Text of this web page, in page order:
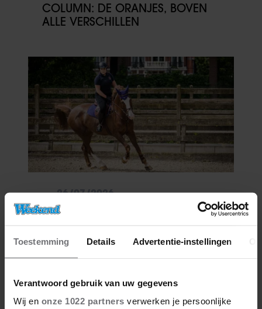
Toestemming Details Advertentie-instellingen
Verantwoord gebruik van uw gegevens
Wij en onze 1022 partners verwerken je persoonlijke
COLUMN: DE ORANJES, BOVEN
ALLE VERSCHILLEN
26/07/2026
COLUMN: AMALIA’S GROTE
LIEFDE